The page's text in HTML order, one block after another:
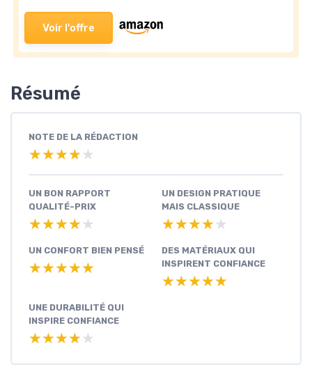
Voir l'offre
Résumé
NOTE DE LA RÉDACTION
★★★★★
★★★★★
UN BON RAPPORT
QUALITÉ-PRIX
★★★★★
★★★★★
UN DESIGN PRATIQUE
MAIS CLASSIQUE
★★★★★
★★★★★
UN CONFORT BIEN PENSÉ
★★★★★
★★★★★
DES MATÉRIAUX QUI
INSPIRENT CONFIANCE
★★★★★
★★★★★
UNE DURABILITÉ QUI
INSPIRE CONFIANCE
★★★★★
★★★★★